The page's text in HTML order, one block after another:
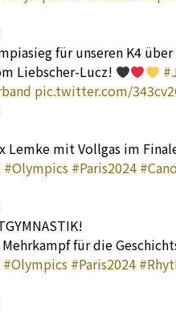
für unseren K4
Liebscher-Lucz!
pic.twitter.com/
Lemke mit Vollgas im
#Olympics #Paris2024
für die
#Olympics #Paris2024